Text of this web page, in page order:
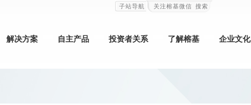
子站导航 关注榕基微信 搜索
解决方案 自主产品 投资者关系 了解榕基 企业文化